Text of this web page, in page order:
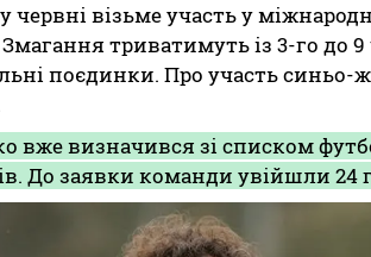
червні візьме участь у
триватимуть із 3-го до
поєдинки. Про участь синьо-
визначився зі списком
До заявки команди увійшли 24